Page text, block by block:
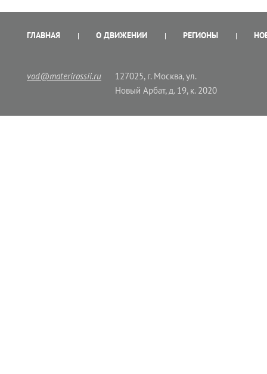
ГЛАВНАЯ О ДВИЖЕНИИ РЕГИОНЫ
vod@materirossii.ru
127025, г. Москва, ул.
Новый Арбат, д. 19, к. 2020